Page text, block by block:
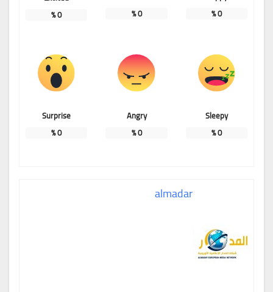
0
%
0
%
0
%
Sleepy
0
%
Angry
0
%
Surprise
0
%
almadar